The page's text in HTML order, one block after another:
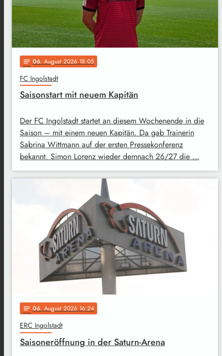
notes 06. August 2026 18:05
FC Ingolstadt
Saisonstart mit neuem Kapitän
Der FC Ingolstadt startet an diesem Wochenende in die
Saison – mit einem neuen Kapitän. Da gab Trainerin
Sabrina Wittmann auf der ersten Pressekonferenz
bekannt. Simon Lorenz wieder demnach 26/27 die …
notes 06. August 2026 16:24
ERC Ingolstadt
Saisoneröffnung in der Saturn-Arena